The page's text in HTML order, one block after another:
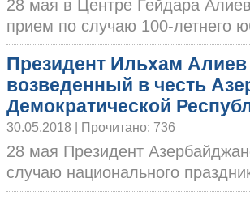
28 мая в Центре Гейдара
прием по случаю 100-летнего
Президент Ильхам Алиев
возведенный в честь
Демократической
30.05.2018 | Прочитано: 736
28 мая Президент
случаю национального